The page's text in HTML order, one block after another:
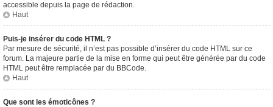
accessible depuis la page de rédaction.
Haut
Puis-je insérer du code HTML ?
Par mesure de sécurité, il n’est pas possible d’insérer du code HTML sur ce
forum. La majeure partie de la mise en forme qui peut être générée par du code
HTML peut être remplacée par du BBCode.
Haut
Que sont les émoticônes ?